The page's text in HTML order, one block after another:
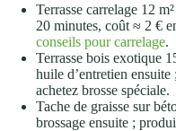
Terrasse carrelage 12
20 minutes, coût ≈ 2 €
conseils pour carrelage.
Terrasse bois exotique
huile d’entretien
achetez brosse spéciale.
Tache de graisse sur
brossage ensuite ;